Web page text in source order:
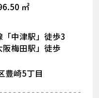
㎡
中津駅」徒歩3
梅田駅」徒歩
豊崎5丁目